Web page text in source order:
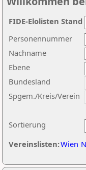
Nachname
Ebene
Sortierung
Personennummer
Bundesland
Spgem./Kreis/Verein
Vereinslisten:Wien
FIDE-Elolisten Stand